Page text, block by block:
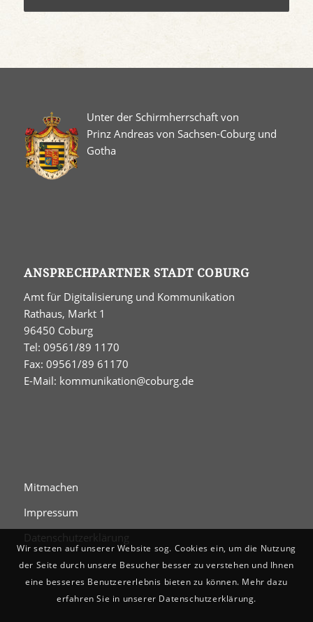
Unter der Schirmherrschaft von
Prinz Andreas von Sachsen-Coburg und
Gotha
ANSPRECHPARTNER STADT COBURG
Amt für Digitalisierung und Kommunikation
Rathaus, Markt 1
96450 Coburg
Tel: 09561/89 1170
Fax: 09561/89 61170
E-Mail: kommunikation@coburg.de
Mitmachen
Impressum
Datenschutzerklärung
Wir setzen auf unserer Website sog. Cookies ein, um die Nutzung
der Seite durch unsere Besucher besser zu verstehen und Ihnen
eine besseres Benutzererlebnis bieten zu können. Mehr dazu
erfahren Sie in unserer Datenschutzerklärung.